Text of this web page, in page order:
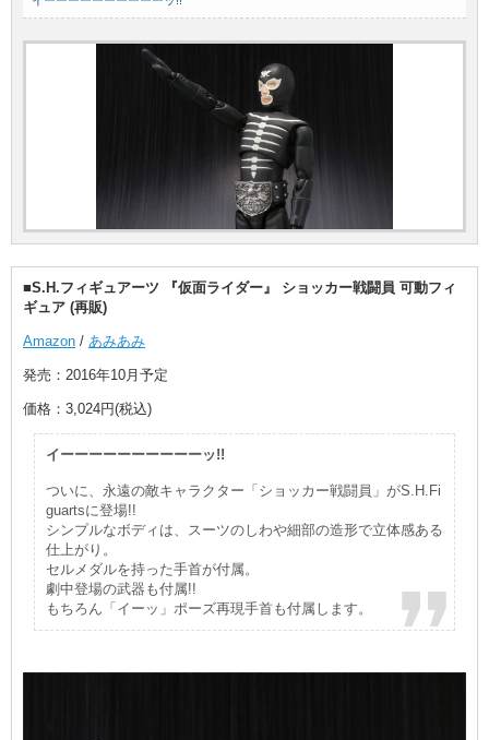
■S.H.フィギュアーツ 『仮面ライダー』 ショッカー戦闘員 可動フィ
ギュア (再販)
Amazon / あみあみ
発売：2016年10月予定
価格：3,024円(税込)
イーーーーーーーーーーッ!!
ついに、永遠の敵キャラクター「ショッカー戦闘員」がS.H.Fi
guartsに登場!!
シンプルなボディは、スーツのしわや細部の造形で立体感ある
仕上がり。
セルメダルを持った手首が付属。
劇中登場の武器も付属!!
もちろん「イーッ」ポーズ再現手首も付属します。